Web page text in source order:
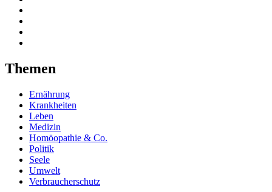
Themen
Ernährung
Krankheiten
Leben
Medizin
Homöopathie & Co.
Politik
Seele
Umwelt
Verbraucherschutz